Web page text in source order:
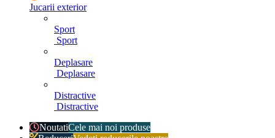
Jucarii exterior
Sport
Sport
Deplasare
Deplasare
Distractive
Distractive
NoutatiCele mai noi produse